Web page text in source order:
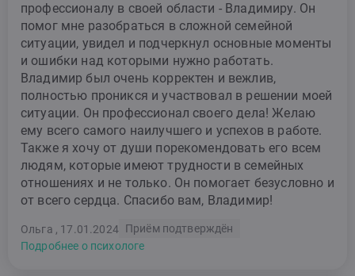
профессионалу в своей области - Владимиру. Он
помог мне разобраться в сложной семейной
ситуации, увидел и подчеркнул основные моменты
и ошибки над которыми нужно работать.
Владимир был очень корректен и вежлив,
полностью проникся и участвовал в решении моей
ситуации. Он профессионал своего дела! Желаю
ему всего самого наилучшего и успехов в работе.
Также я хочу от души порекомендовать его всем
людям, которые имеют трудности в семейных
отношениях и не только. Он помогает безусловно и
от всего сердца. Спасибо вам, Владимир!
Ольга , 17.01.2024 Приём подтверждён
Подробнее о психологе